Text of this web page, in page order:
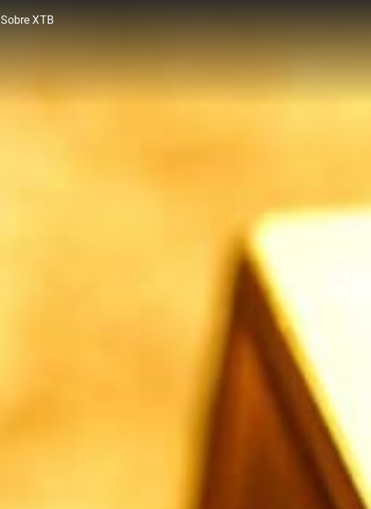
Sobre XTB